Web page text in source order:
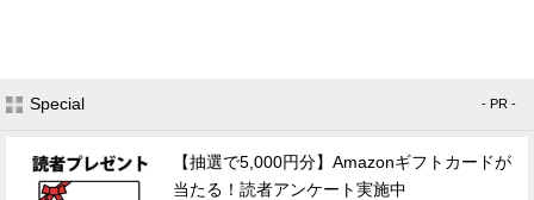
Special - PR -
【抽選で5,000円分】Amazonギフトカードが
当たる！読者アンケート実施中